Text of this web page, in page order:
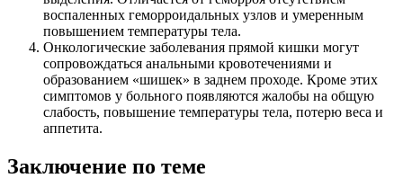
воспаленных геморроидальных узлов и умеренным
повышением температуры тела.
Онкологические заболевания прямой кишки могут
сопровождаться анальными кровотечениями и
образованием «шишек» в заднем проходе. Кроме этих
симптомов у больного появляются жалобы на общую
слабость, повышение температуры тела, потерю веса и
аппетита.
Заключение по теме